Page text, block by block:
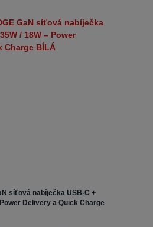
síťová nabíječka USB-C +
Delivery a Quick Charge